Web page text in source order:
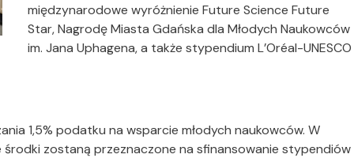
międzynarodowe wyróżnienie Future Science Future
Star, Nagrodę Miasta Gdańska dla Młodych Naukowców
im. Jana Uphagena, a także stypendium L’Oréal-UNESCO
1,5% podatku na wsparcie młodych naukowców. W
środki zostaną przeznaczone na sfinansowanie stypendiów